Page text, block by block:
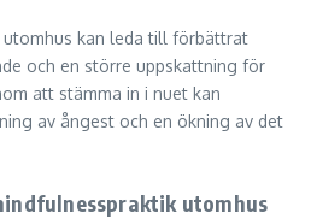
kan leda till förbättrat
och en större uppskattning för
att stämma in i nuet kan
av ångest och en ökning av det
utomhus